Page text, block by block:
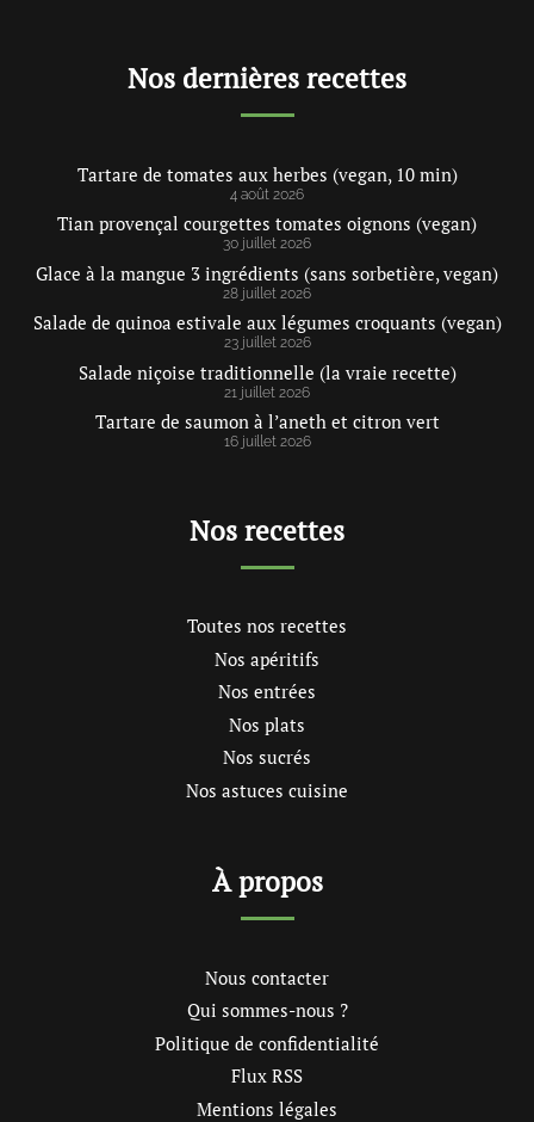
Nos dernières recettes
Tartare de tomates aux herbes (vegan, 10 min)
4 août 2026
Tian provençal courgettes tomates oignons (vegan)
30 juillet 2026
Glace à la mangue 3 ingrédients (sans sorbetière, vegan)
28 juillet 2026
Salade de quinoa estivale aux légumes croquants (vegan)
23 juillet 2026
Salade niçoise traditionnelle (la vraie recette)
21 juillet 2026
Tartare de saumon à l’aneth et citron vert
16 juillet 2026
Nos recettes
Toutes nos recettes
Nos apéritifs
Nos entrées
Nos plats
Nos sucrés
Nos astuces cuisine
À propos
Nous contacter
Qui sommes-nous ?
Politique de confidentialité
Flux RSS
Mentions légales